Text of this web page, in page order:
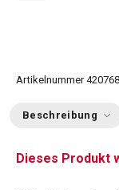
Artikelnummer
Beschreibung
Dieses Produkt